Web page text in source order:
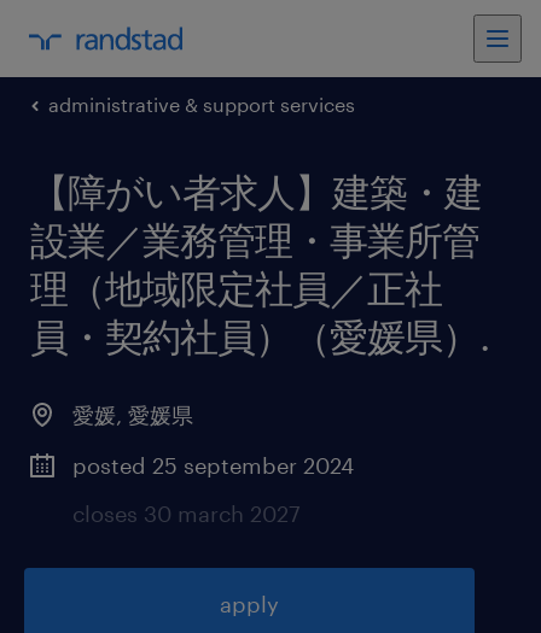
administrative & support services
【障がい者求人】建築・建
設業／業務管理・事業所管
理（地域限定社員／正社
員・契約社員）（愛媛県） .
愛媛, 愛媛県
posted 25 september 2024
closes 30 march 2027
apply